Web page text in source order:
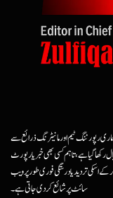
رپورٹنگ ٹیم اور مانیٹرنگ ذرائع سے
گیا ہے، تاہم کسی بھی خبر یا رپورٹ
اسکی تردید یا درستگی فوری طور پر ویب
سائٹ پر شائع کردی جاتی ہے۔